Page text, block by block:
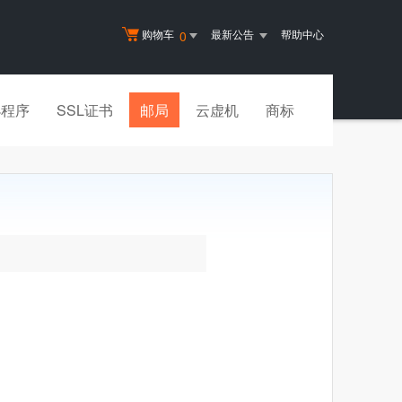
购物车 0 最新公告 帮助中心
序 SSL证书 邮局 云虚机 商标